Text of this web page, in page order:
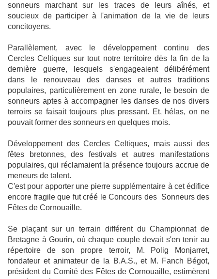
sonneurs marchant sur les traces de leurs aînés, et
soucieux de participer à l'animation de la vie de leurs
concitoyens.
Parallèlement, avec le développement continu des
Cercles Celtiques sur tout notre territoire dès la fin de la
dernière guerre, lesquels s'engageaient délibérément
dans le renouveau des danses et autres traditions
populaires, particulièrement en zone rurale, le besoin de
sonneurs aptes à accompagner les danses de nos divers
terroirs se faisait toujours plus pressant. Et, hélas, on ne
pouvait former des sonneurs en quelques mois.
Développement des Cercles Celtiques, mais aussi des
fêtes bretonnes, des festivals et autres manifestations
populaires, qui réclamaient la présence toujours accrue de
meneurs de talent.
C'est pour apporter une pierre supplémentaire à cet édifice
encore fragile que fut créé le Concours des
Sonneurs des
Fêtes de Cornouaille.
Se plaçant sur un terrain différent du Championnat de
Bretagne à Gourin, où chaque couple devait s'en tenir au
répertoire de son propre terroir, M. Polig Monjarret,
fondateur et animateur de la B.A.S., et M. Fanch Bégot,
président du Comité des Fêtes de Cornouaille, estimèrent